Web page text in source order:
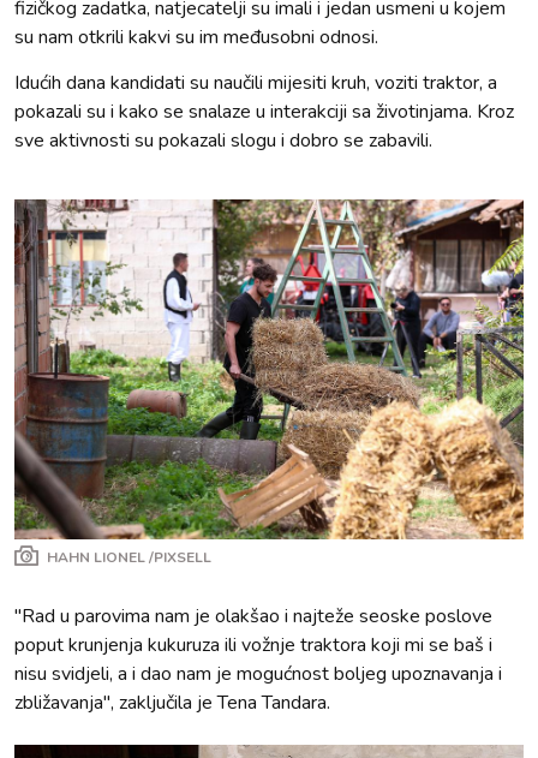
fizičkog zadatka, natjecatelji su imali i jedan usmeni u kojem
su nam otkrili kakvi su im međusobni odnosi.
Idućih dana kandidati su naučili mijesiti kruh, voziti traktor, a
pokazali su i kako se snalaze u interakciji sa životinjama. Kroz
sve aktivnosti su pokazali slogu i dobro se zabavili.
HAHN LIONEL /PIXSELL
"Rad u parovima nam je olakšao i najteže seoske poslove
poput krunjenja kukuruza ili vožnje traktora koji mi se baš i
nisu svidjeli, a i dao nam je mogućnost boljeg upoznavanja i
zbližavanja", zaključila je Tena Tandara.